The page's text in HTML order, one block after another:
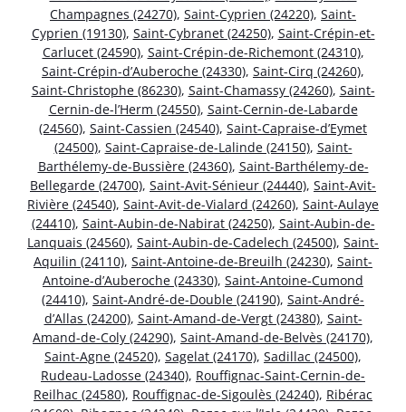
Champagnes (24270), Saint-Cyprien (24220), Saint-
Cyprien (19130), Saint-Cybranet (24250), Saint-Crépin-et-
Carlucet (24590), Saint-Crépin-de-Richemont (24310),
Saint-Crépin-d’Auberoche (24330), Saint-Cirq (24260),
Saint-Christophe (86230), Saint-Chamassy (24260), Saint-
Cernin-de-l’Herm (24550), Saint-Cernin-de-Labarde
(24560), Saint-Cassien (24540), Saint-Capraise-d’Eymet
(24500), Saint-Capraise-de-Lalinde (24150), Saint-
Barthélemy-de-Bussière (24360), Saint-Barthélemy-de-
Bellegarde (24700), Saint-Avit-Sénieur (24440), Saint-Avit-
Rivière (24540), Saint-Avit-de-Vialard (24260), Saint-Aulaye
(24410), Saint-Aubin-de-Nabirat (24250), Saint-Aubin-de-
Lanquais (24560), Saint-Aubin-de-Cadelech (24500), Saint-
Aquilin (24110), Saint-Antoine-de-Breuilh (24230), Saint-
Antoine-d’Auberoche (24330), Saint-Antoine-Cumond
(24410), Saint-André-de-Double (24190), Saint-André-
d’Allas (24200), Saint-Amand-de-Vergt (24380), Saint-
Amand-de-Coly (24290), Saint-Amand-de-Belvès (24170),
Saint-Agne (24520), Sagelat (24170), Sadillac (24500),
Rudeau-Ladosse (24340), Rouffignac-Saint-Cernin-de-
Reilhac (24580), Rouffignac-de-Sigoulès (24240), Ribérac